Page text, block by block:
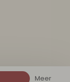
Meer